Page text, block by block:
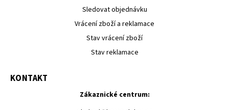
Sledovat objednávku
Vrácení zboží a reklamace
Stav vrácení zboží
Stav reklamace
KONTAKT
Zákaznické centrum: